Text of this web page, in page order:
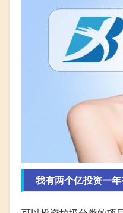
我有两个亿投资一